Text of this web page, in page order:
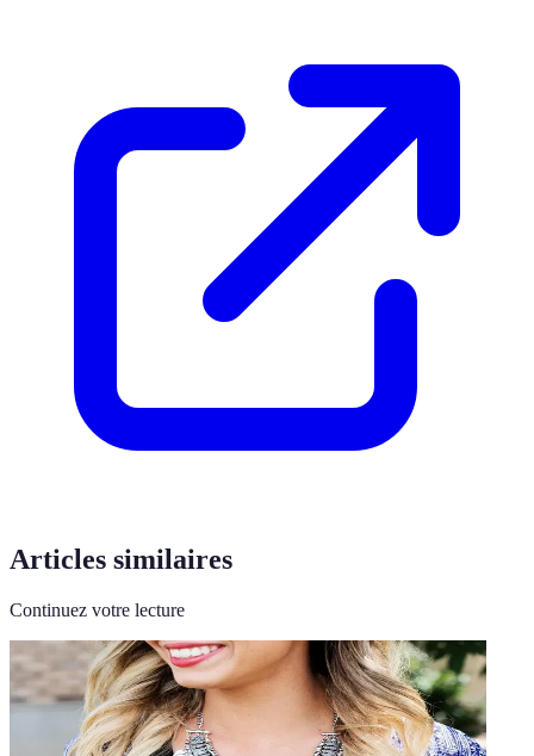
Articles similaires
Continuez votre lecture